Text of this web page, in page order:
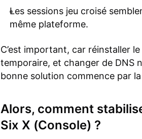
Les sessions jeu croisé
même plateforme.
C’est important, car réinstaller
temporaire, et changer de DNS
bonne solution commence par
Alors, comment
Six X (Console) ?